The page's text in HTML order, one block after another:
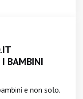
I BAMBINI
e non solo.